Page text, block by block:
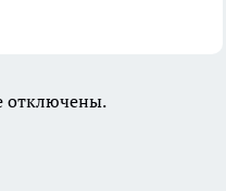
отключены.